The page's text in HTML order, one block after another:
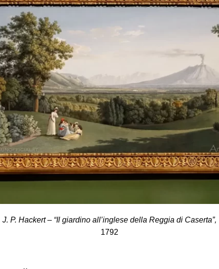
J. P. Hackert – “Il giardino all’inglese della Reggia di Caserta”,
1792